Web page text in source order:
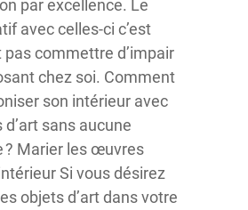
par excellence. Le
avec celles-ci c’est
pas commettre d’impair
chez soi. Comment
son intérieur avec
sans aucune
? Marier les œuvres
Si vous désirez
objets d’art dans votre